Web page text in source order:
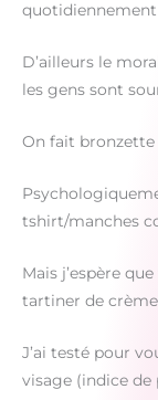
quotidiennement
D’ailleurs le
les gens sont
On fait bronzette
tshirt/manches
Mais j’espère
tartiner de
J’ai testé pour
visage (indice de